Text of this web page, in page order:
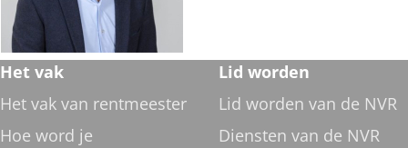
Footer
navigatie
Het vak
Het vak van rentmeester
Hoe word je
Lid worden
Lid worden van de NVR
Diensten van de NVR